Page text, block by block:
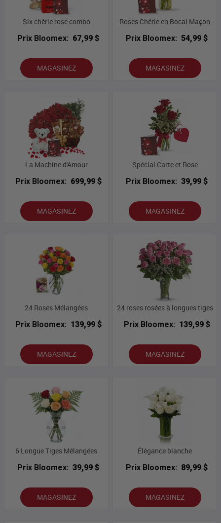
Six chérie rose combo
Prix Bloomex: 67,99 $
MAGASINEZ
Roses Chérie en Bocal Maçon
Prix Bloomex: 54,99 $
MAGASINEZ
La Machine d'Amour
Prix Bloomex: 699,99 $
MAGASINEZ
Spécial Carte et Rose
Prix Bloomex: 39,99 $
MAGASINEZ
24 Roses Mélangées
Prix Bloomex: 139,99 $
MAGASINEZ
24 roses rosées à longues tiges
Prix Bloomex: 139,99 $
MAGASINEZ
6 Longue Tiges Mélangées
Prix Bloomex: 39,99 $
MAGASINEZ
Élégance blanche
Prix Bloomex: 89,99 $
MAGASINEZ